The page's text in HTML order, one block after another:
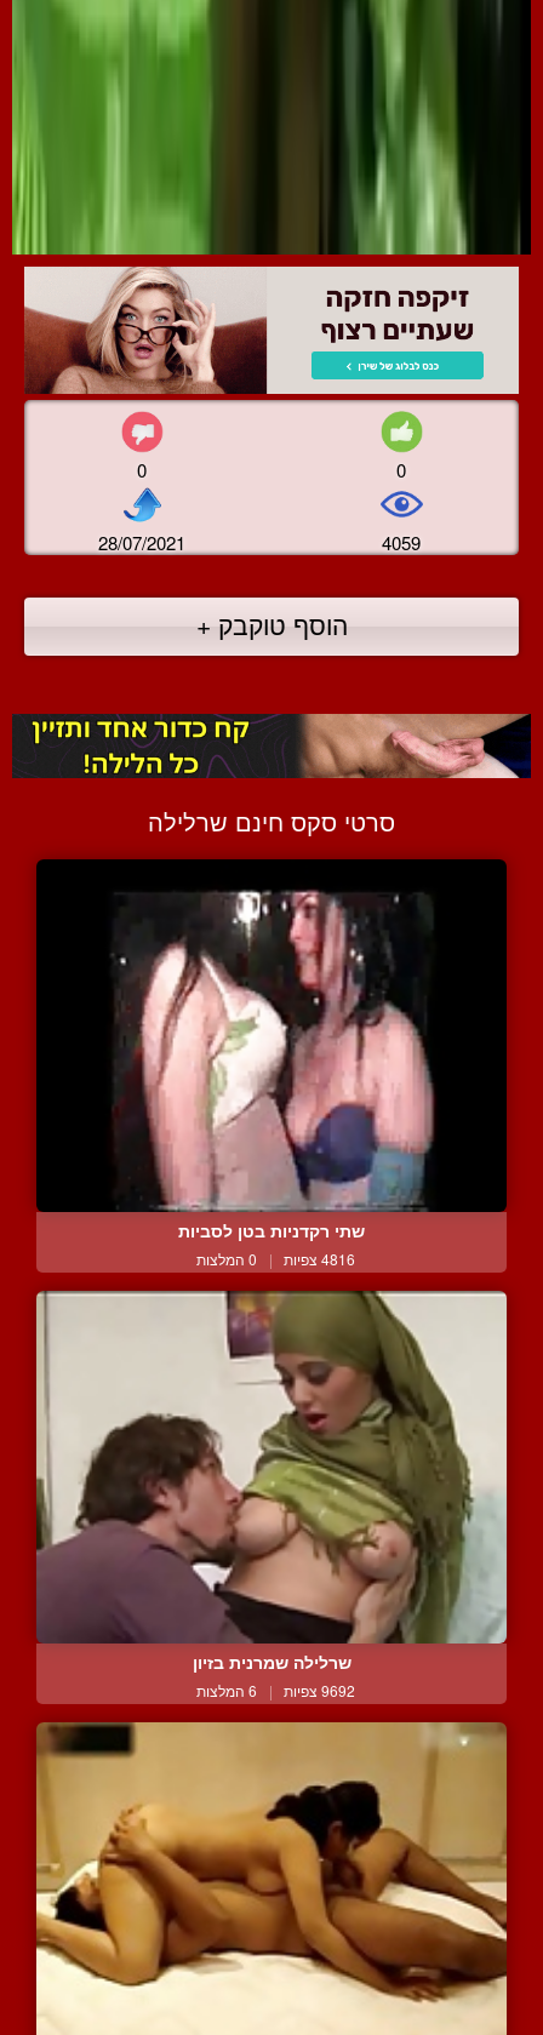
0 0
28/07/2021 4059
הוסף טוקבק +
סרטי סקס חינם שרלילה
שתי רקדניות בטן לסביות
4816 צפיות | 0 המלצות
שרלילה שמרנית בזיון
9692 צפיות | 6 המלצות